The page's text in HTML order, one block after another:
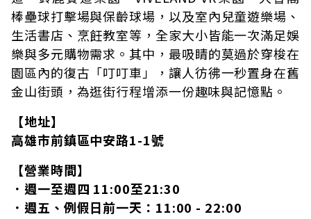
棒壘球打擊場與保齡球場，以及室內兒童遊樂場、
生活書店、烹飪教室等，全家大小皆能一次滿足娛
樂與多元購物需求。其中，最吸睛的莫過於穿梭在
園區內的復古「叮叮車」，讓人彷彿一秒置身在舊
金山街頭，為逛街行程增添一份趣味與記憶點。
【地址】
高雄市前鎮區中安路1-1號
【營業時間】
．週一至週四 11:00至21:30
．週五、例假日前一天：11:00 - 22:00